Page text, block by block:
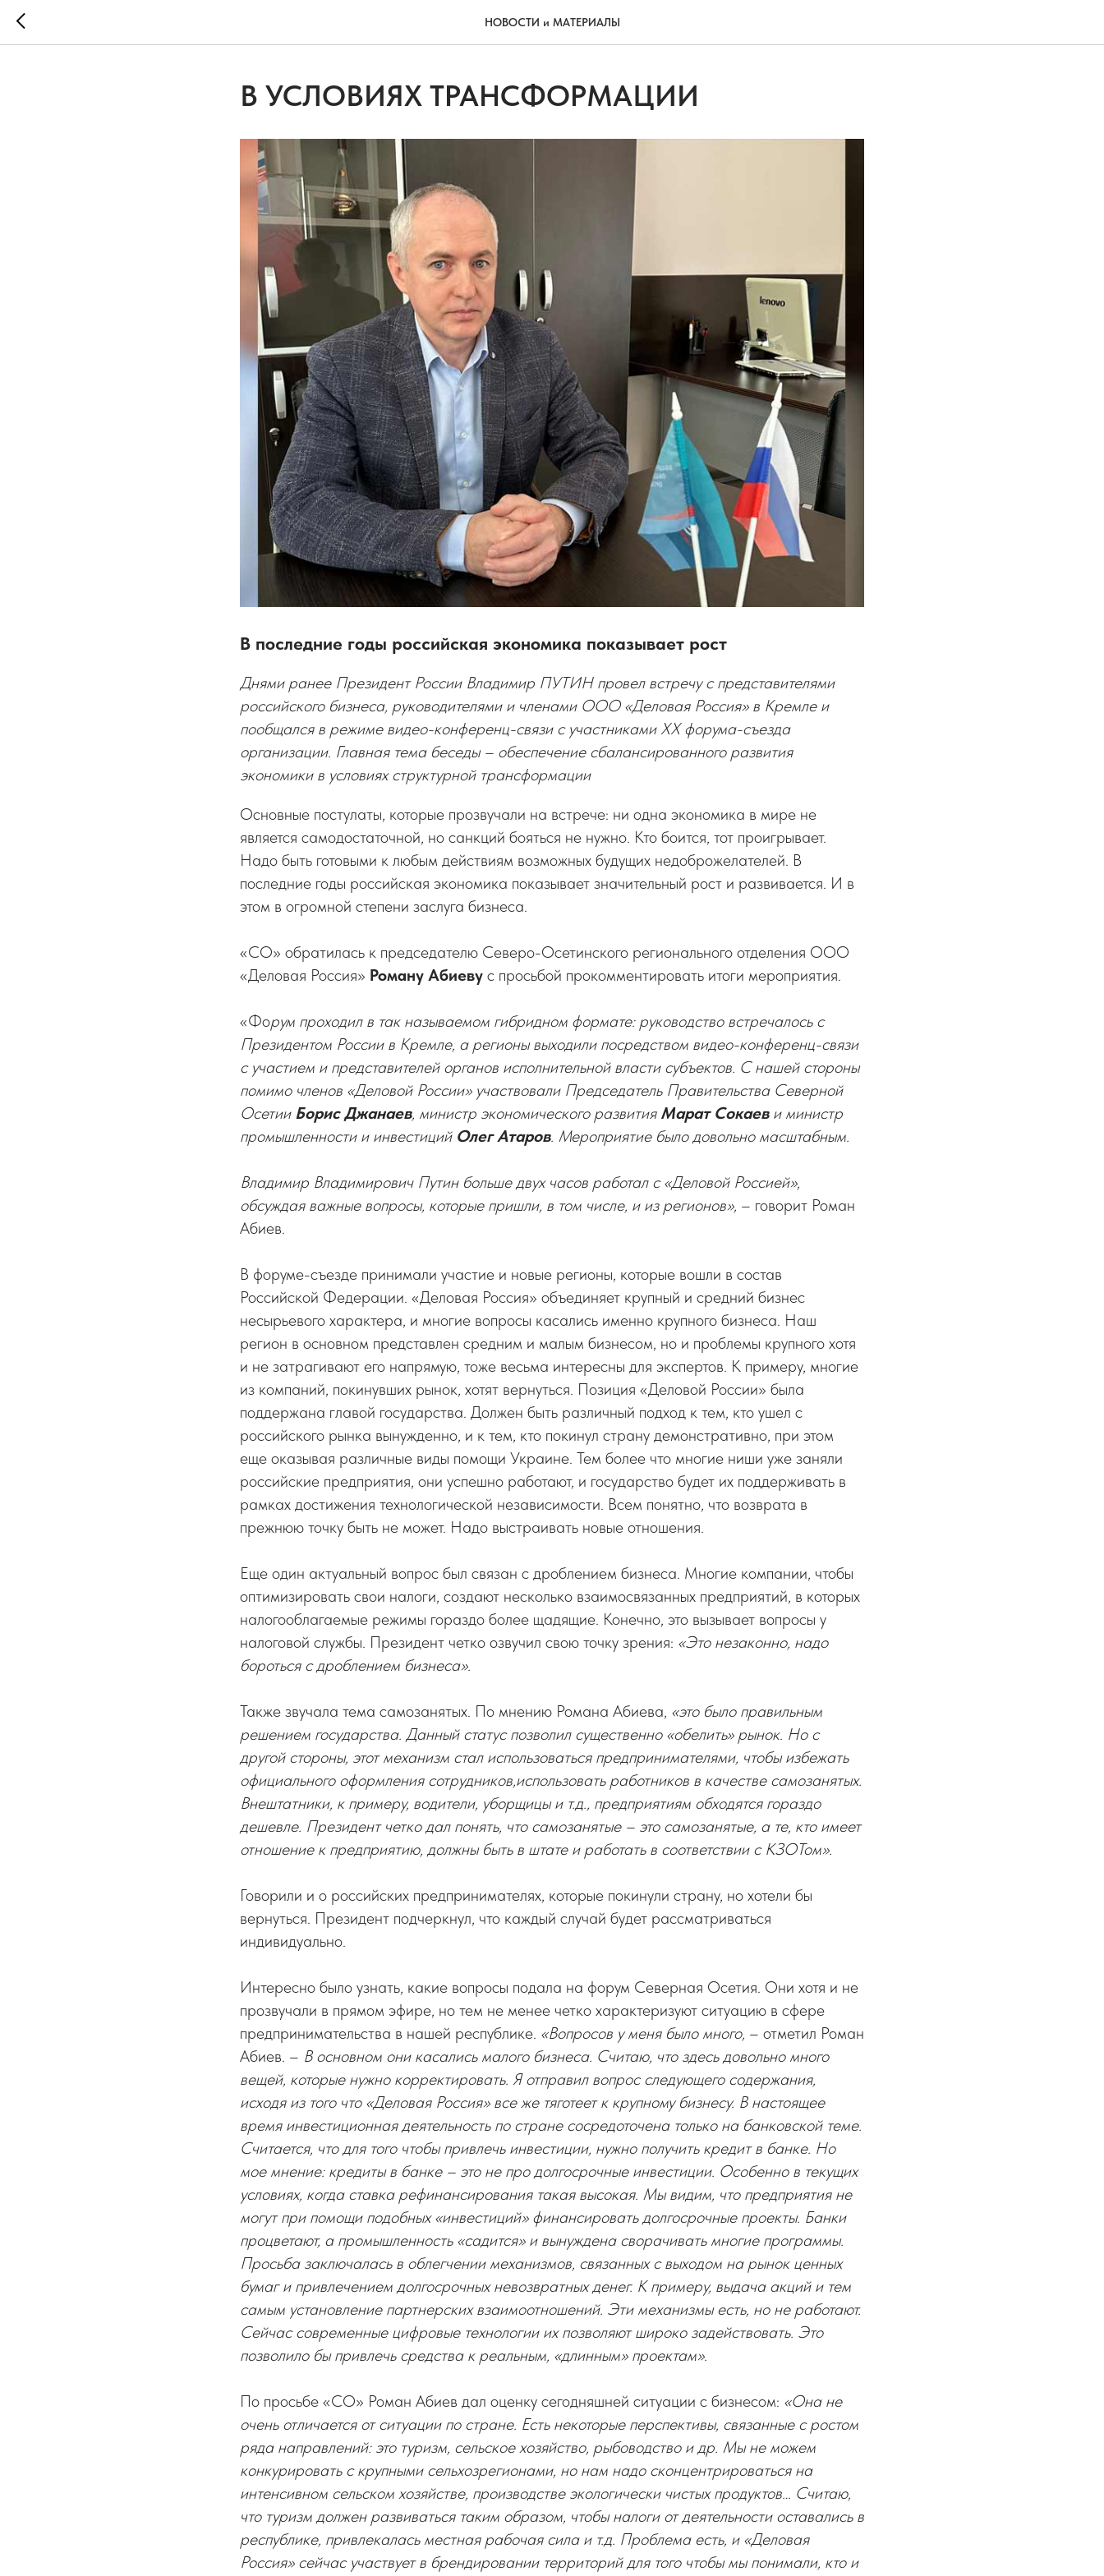
НОВОСТИ и МАТЕРИАЛЫ
В УСЛОВИЯХ ТРАНСФОРМАЦИИ
В последние годы российская экономика показывает рост
Днями ранее Президент России Владимир ПУТИН провел встречу с представителями
российского бизнеса, руководителями и членами ООО «Деловая Россия» в Кремле и
пообщался в режиме видео-конференц-связи с участниками XX форума-съезда
организации. Главная тема беседы – обеспечение сбалансированного развития
экономики в условиях структурной трансформации
Основные постулаты, которые прозвучали на встрече: ни одна экономика в мире не
является самодостаточной, но санкций бояться не нужно. Кто боится, тот проигрывает.
Надо быть готовыми к любым действиям возможных будущих недоброжелателей. В
последние годы российская экономика показывает значительный рост и развивается. И в
этом в огромной степени заслуга бизнеса.
«СО» обратилась к председателю Северо-Осетинского регионального отделения ООО
«Деловая Россия» Роману Абиеву с просьбой прокомментировать итоги мероприятия.
«Форум проходил в так называемом гибридном формате: руководство встречалось с
Президентом России в Кремле, а регионы выходили посредством видео-конференц-связи
с участием и представителей органов исполнительной власти субъектов. С нашей стороны
помимо членов «Деловой России» участвовали Председатель Правительства Северной
Осетии Борис Джанаев, министр экономического развития Марат Сокаеви министр
промышленности и инвестиций Олег Атаров. Мероприятие было довольно масштабным.
Владимир Владимирович Путин больше двух часов работал с «Деловой Россией»,
обсуждая важные вопросы, которые пришли, в том числе, и из регионов», – говорит Роман
Абиев.
В форуме-съезде принимали участие и новые регионы, которые вошли в состав
Российской Федерации. «Деловая Россия» объединяет крупный и средний бизнес
несырьевого характера, и многие вопросы касались именно крупного бизнеса. Наш
регион в основном представлен средним и малым бизнесом, но и проблемы крупного хотя
и не затрагивают его напрямую, тоже весьма интересны для экспертов. К примеру, многие
из компаний, покинувших рынок, хотят вернуться. Позиция «Деловой России» была
поддержана главой государства. Должен быть различный подход к тем, кто ушел с
российского рынка вынужденно, и к тем, кто покинул страну демонстративно, при этом
еще оказывая различные виды помощи Украине. Тем более что многие ниши уже заняли
российские предприятия, они успешно работают, и государство будет их поддерживать в
рамках достижения технологической независимости. Всем понятно, что возврата в
прежнюю точку быть не может. Надо выстраивать новые отношения.
Еще один актуальный вопрос был связан с дроблением бизнеса. Многие компании, чтобы
оптимизировать свои налоги, создают несколько взаимосвязанных предприятий, в которых
налогооблагаемые режимы гораздо более щадящие. Конечно, это вызывает вопросы у
налоговой службы. Президент четко озвучил свою точку зрения: «Это незаконно, надо
бороться с дроблением бизнеса».
Также звучала тема самозанятых. По мнению Романа Абиева, «это было правильным
решением государства. Данный статус позволил существенно «обелить» рынок. Но с
другой стороны, этот механизм стал использоваться предпринимателями, чтобы избежать
официального оформления сотрудников,использовать работников в качестве самозанятых.
Внештатники, к примеру, водители, уборщицы и т.д., предприятиям обходятся гораздо
дешевле. Президент четко дал понять, что самозанятые – это самозанятые, а те, кто имеет
отношение к предприятию, должны быть в штате и работать в соответствии с КЗОТом».
Говорили и о российских предпринимателях, которые покинули страну, но хотели бы
вернуться. Президент подчеркнул, что каждый случай будет рассматриваться
индивидуально.
Интересно было узнать, какие вопросы подала на форум Северная Осетия. Они хотя и не
прозвучали в прямом эфире, но тем не менее четко характеризуют ситуацию в сфере
предпринимательства в нашей республике. «Вопросов у меня было много, – отметил Роман
Абиев. – В основном они касались малого бизнеса. Считаю, что здесь довольно много
вещей, которые нужно корректировать. Я отправил вопрос следующего содержания,
исходя из того что «Деловая Россия» все же тяготеет к крупному бизнесу. В настоящее
время инвестиционная деятельность по стране сосредоточена только на банковской теме.
Считается, что для того чтобы привлечь инвестиции, нужно получить кредит в банке. Но
мое мнение: кредиты в банке – это не про долгосрочные инвестиции. Особенно в текущих
условиях, когда ставка рефинансирования такая высокая. Мы видим, что предприятия не
могут при помощи подобных «инвестиций» финансировать долгосрочные проекты. Банки
процветают, а промышленность «садится» и вынуждена сворачивать многие программы.
Просьба заключалась в облегчении механизмов, связанных с выходом на рынок ценных
бумаг и привлечением долгосрочных невозвратных денег. К примеру, выдача акций и тем
самым установление партнерских взаимоотношений. Эти механизмы есть, но не работают.
Сейчас современные цифровые технологии их позволяют широко задействовать. Это
позволило бы привлечь средства к реальным, «длинным» проектам».
По просьбе «СО» Роман Абиев дал оценку сегодняшней ситуации с бизнесом: «Она не
очень отличается от ситуации по стране. Есть некоторые перспективы, связанные с ростом
ряда направлений: это туризм, сельское хозяйство, рыбоводство и др. Мы не можем
конкурировать с крупными сельхозрегионами, но нам надо сконцентрироваться на
интенсивном сельском хозяйстве, производстве экологически чистых продуктов… Считаю,
что туризм должен развиваться таким образом, чтобы налоги от деятельности оставались в
республике, привлекалась местная рабочая сила и т.д. Проблема есть, и «Деловая
Россия» сейчас участвует в брендировании территорий для того чтобы мы понимали, кто и